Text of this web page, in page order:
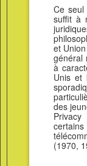
Ce
suffit à
et
général
à
Unis et
des
(1970,